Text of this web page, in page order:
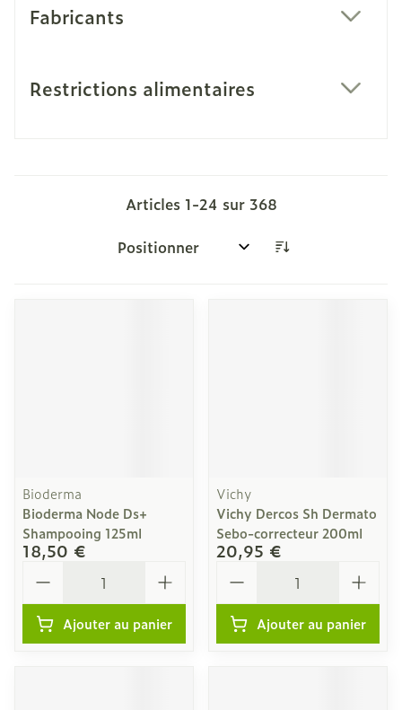
Fabricants
Restrictions alimentaires
Articles 1-24 sur 368
Trier par:
Bioderma
Bioderma Node Ds+
Shampooing 125ml
18,50 €
Ajouter au panier
Vichy
Vichy Dercos Sh Dermato
Sebo-correcteur 200ml
20,95 €
Ajouter au panier